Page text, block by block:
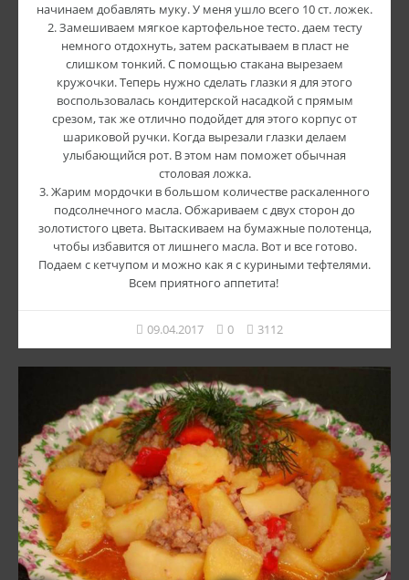
начинаем добавлять муку. У меня ушло всего 10 ст. ложек.
2. Замешиваем мягкое картофельное тесто. даем тесту
немного отдохнуть, затем раскатываем в пласт не
слишком тонкий. С помощью стакана вырезаем
кружочки. Теперь нужно сделать глазки я для этого
воспользовалась кондитерской насадкой с прямым
срезом, так же отлично подойдет для этого корпус от
шариковой ручки. Когда вырезали глазки делаем
улыбающийся рот. В этом нам поможет обычная
столовая ложка.
3. Жарим мордочки в большом количестве раскаленного
подсолнечного масла. Обжариваем с двух сторон до
золотистого цвета. Вытаскиваем на бумажные полотенца,
чтобы избавится от лишнего масла. Вот и все готово.
Подаем с кетчупом и можно как я с куриными тефтелями.
Всем приятного аппетита!
09.04.2017 0 3112